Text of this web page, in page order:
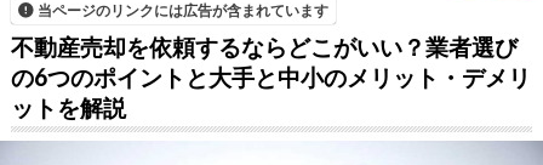
当ページのリンクには広告が含まれています
不動産売却を依頼するならどこがいい？業者選び
の6つのポイントと大手と中小のメリット・デメリ
ットを解説